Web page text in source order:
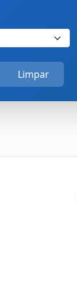
Limpar